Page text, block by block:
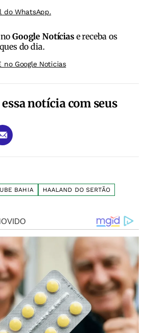
do WhatsApp.
noGoogle Notíciase receba os
do dia.
no Google Noticias
notícia com seus
BAHIA HAALAND DO SERTÃO